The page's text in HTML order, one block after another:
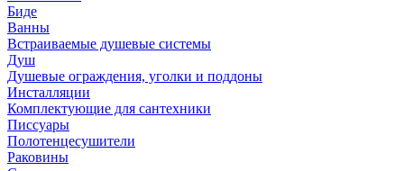
Биде
Ванны
Встраиваемые душевые системы
Душ
Душевые ограждения, уголки и поддоны
Инсталляции
Комплектующие для сантехники
Писсуары
Полотенцесушители
Раковины